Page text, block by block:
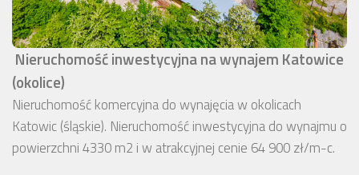
Nieruchomość inwestycyjna na wynajem Katowice
(okolice)
Nieruchomość komercyjna do wynajęcia w okolicach
Katowic (śląskie). Nieruchomość inwestycyjna do wynajmu o
powierzchni 4330 m2 i w atrakcyjnej cenie 64 900 zł/m-c.